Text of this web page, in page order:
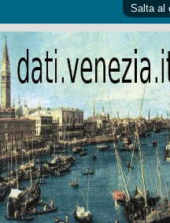
Salta al